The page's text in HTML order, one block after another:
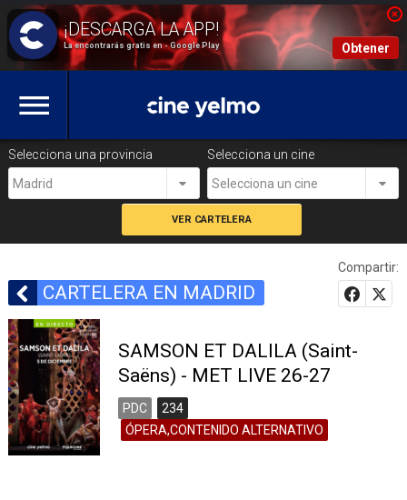
La encontrarás gratis en - Google Play Obtener
Selecciona una provincia
Madrid
Selecciona un cine
Selecciona un cine
CARTELERA EN MADRID
Compartir:
SAMSON ET DALILA (Saint-
Saëns) - MET LIVE 26-27
PDC
234
ÓPERA,CONTENIDO ALTERNATIVO